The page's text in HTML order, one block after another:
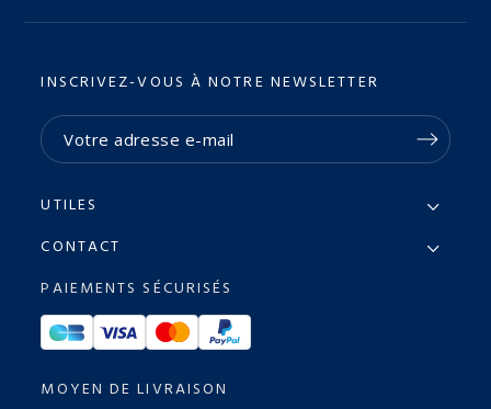
INSCRIVEZ-VOUS À NOTRE NEWSLETTER
UTILES
CONTACT
PAIEMENTS SÉCURISÉS
MOYEN DE LIVRAISON